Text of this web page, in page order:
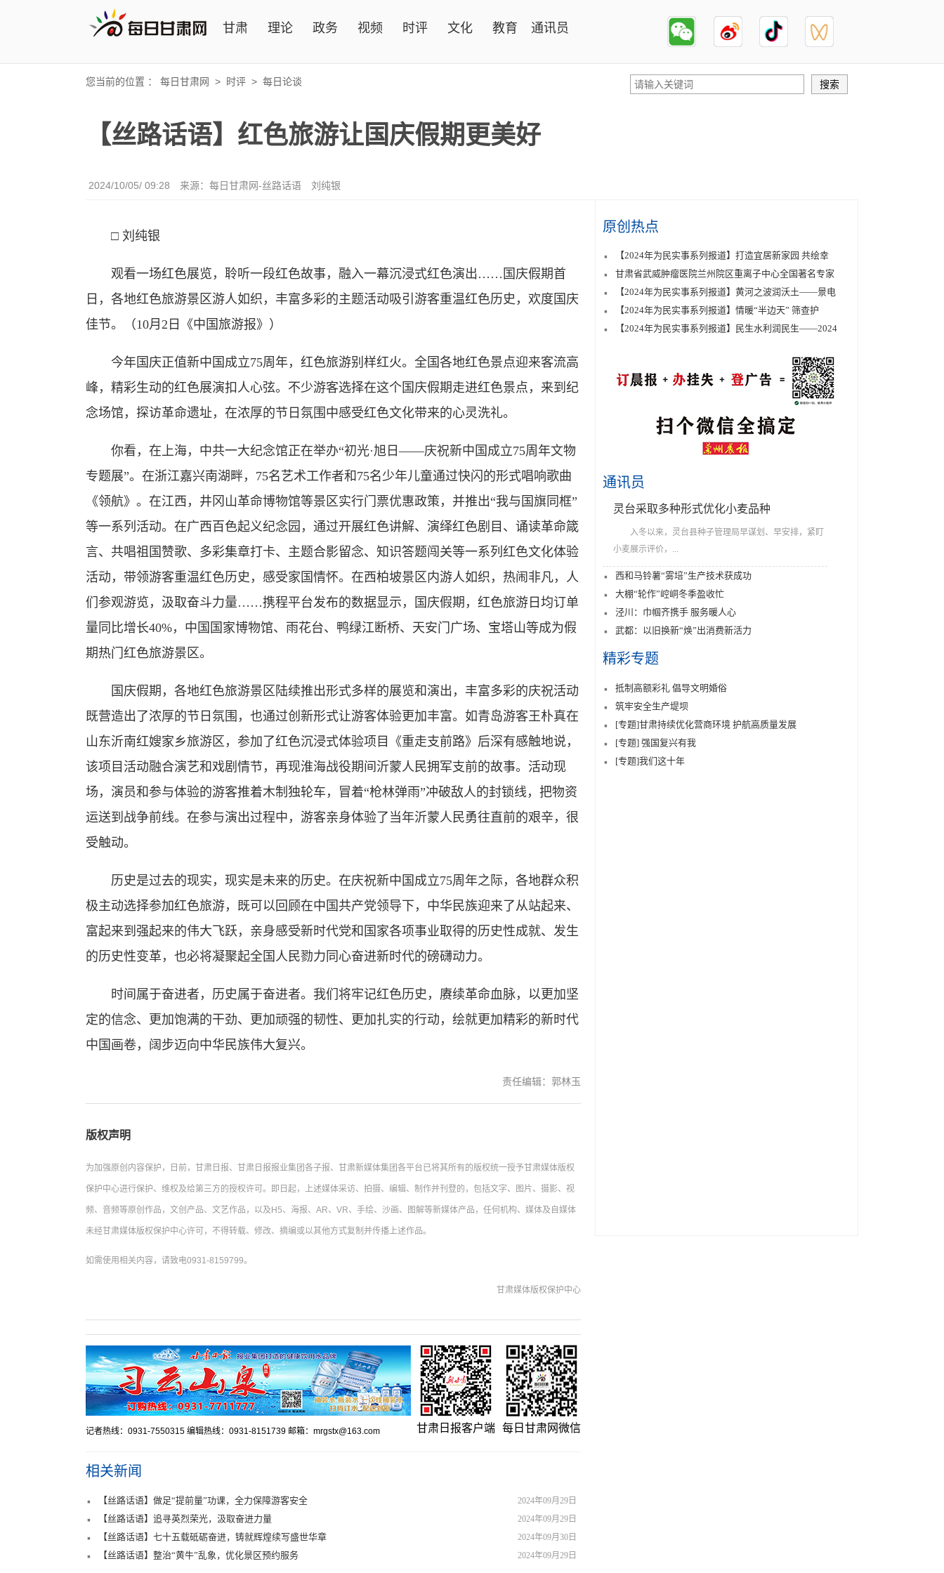
甘肃 理论 政务 视频 时评 文化 教育 通讯员
您当前的位置 ： 每日甘肃网 > 时评 > 每日论谈
【丝路话语】红色旅游让国庆假期更美好
2024/10/05/ 09:28 来源： 每日甘肃网-丝路话语 刘纯银
□ 刘纯银
观看一场红色展览，聆听一段红色故事，融入一幕沉浸式红色演出……国庆假期首
日，各地红色旅游景区游人如织，丰富多彩的主题活动吸引游客重温红色历史，欢度国庆
佳节。（10月2日《中国旅游报》）
今年国庆正值新中国成立75周年，红色旅游别样红火。全国各地红色景点迎来客流高
峰，精彩生动的红色展演扣人心弦。不少游客选择在这个国庆假期走进红色景点，来到纪
念场馆，探访革命遗址，在浓厚的节日氛围中感受红色文化带来的心灵洗礼。
你看，在上海，中共一大纪念馆正在举办“初光·旭日——庆祝新中国成立75周年文物
专题展”。在浙江嘉兴南湖畔，75名艺术工作者和75名少年儿童通过快闪的形式唱响歌曲
《领航》。在江西，井冈山革命博物馆等景区实行门票优惠政策，并推出“我与国旗同框”
等一系列活动。在广西百色起义纪念园，通过开展红色讲解、演绎红色剧目、诵读革命箴
言、共唱祖国赞歌、多彩集章打卡、主题合影留念、知识答题闯关等一系列红色文化体验
活动，带领游客重温红色历史，感受家国情怀。在西柏坡景区内游人如织，热闹非凡，人
们参观游览，汲取奋斗力量……携程平台发布的数据显示，国庆假期，红色旅游日均订单
量同比增长40%，中国国家博物馆、雨花台、鸭绿江断桥、天安门广场、宝塔山等成为假
期热门红色旅游景区。
国庆假期，各地红色旅游景区陆续推出形式多样的展览和演出，丰富多彩的庆祝活动
既营造出了浓厚的节日氛围，也通过创新形式让游客体验更加丰富。如青岛游客王朴真在
山东沂南红嫂家乡旅游区，参加了红色沉浸式体验项目《重走支前路》后深有感触地说，
该项目活动融合演艺和戏剧情节，再现淮海战役期间沂蒙人民拥军支前的故事。活动现
场，演员和参与体验的游客推着木制独轮车，冒着“枪林弹雨”冲破敌人的封锁线，把物资
运送到战争前线。在参与演出过程中，游客亲身体验了当年沂蒙人民勇往直前的艰辛，很
受触动。
历史是过去的现实，现实是未来的历史。在庆祝新中国成立75周年之际，各地群众积
极主动选择参加红色旅游，既可以回顾在中国共产党领导下，中华民族迎来了从站起来、
富起来到强起来的伟大飞跃，亲身感受新时代党和国家各项事业取得的历史性成就、发生
的历史性变革，也必将凝聚起全国人民勠力同心奋进新时代的磅礴动力。
时间属于奋进者，历史属于奋进者。我们将牢记红色历史，赓续革命血脉，以更加坚
定的信念、更加饱满的干劲、更加顽强的韧性、更加扎实的行动，绘就更加精彩的新时代
中国画卷，阔步迈向中华民族伟大复兴。
责任编辑：郭林玉
版权声明
为加强原创内容保护，日前，甘肃日报、甘肃日报报业集团各子报、甘肃新媒体集团各平台已将其所有的版权统一授予甘肃媒体版权
保护中心进行保护、维权及给第三方的授权许可。即日起，上述媒体采访、拍摄、编辑、制作并刊登的，包括文字、图片、摄影、视
频、音频等原创作品，文创产品、文艺作品，以及H5、海报、AR、VR、手绘、沙画、图解等新媒体产品，任何机构、媒体及自媒体
未经甘肃媒体版权保护中心许可，不得转载、修改、摘编或以其他方式复制并传播上述作品。
如需使用相关内容，请致电0931-8159799。
甘肃媒体版权保护中心
记者热线：0931-7550315 编辑热线：0931-8151739 邮箱：mrgstx@163.com 甘肃日报客户端 每日甘肃网微信
相关新闻
2024年09月29日
【丝路话语】做足“提前量”功课，全力保障游客安全
2024年09月29日
【丝路话语】追寻英烈荣光，汲取奋进力量
2024年09月30日
【丝路话语】七十五载砥砺奋进，铸就辉煌续写盛世华章
2024年09月29日
【丝路话语】整治“黄牛”乱象，优化景区预约服务
原创热点
【2024年为民实事系列报道】打造宜居新家园 共绘幸
甘肃省武威肿瘤医院兰州院区重离子中心全国著名专家
【2024年为民实事系列报道】黄河之波润沃土——景电
【2024年为民实事系列报道】情暖“半边天” 筛查护
【2024年为民实事系列报道】民生水利润民生——2024
通讯员
灵台采取多种形式优化小麦品种
入冬以来，灵台县种子管理局早谋划、早安排，紧盯
小麦展示评价，...
西和马铃薯“雾培”生产技术获成功
大棚“轮作”崆峒冬季盈收忙
泾川：巾帼齐携手 服务暖人心
武都：以旧换新“焕”出消费新活力
精彩专题
抵制高额彩礼 倡导文明婚俗
筑牢安全生产堤坝
[专题]甘肃持续优化营商环境 护航高质量发展
[专题] 强国复兴有我
[专题]我们这十年